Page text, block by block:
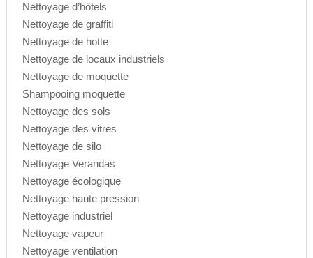
Nettoyage d’hôtels
Nettoyage de graffiti
Nettoyage de hotte
Nettoyage de locaux industriels
Nettoyage de moquette
Shampooing moquette
Nettoyage des sols
Nettoyage des vitres
Nettoyage de silo
Nettoyage Verandas
Nettoyage écologique
Nettoyage haute pression
Nettoyage industriel
Nettoyage vapeur
Nettoyage ventilation